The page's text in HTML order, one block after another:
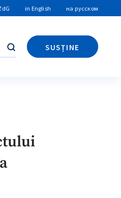
in English на русском
Caută
SUSȚINE
Caută